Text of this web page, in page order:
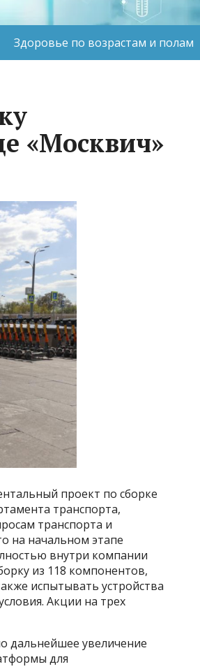
Здоровье по возрастам и полам
«Москвич»
проект по сборке
транспорта,
транспорта и
на начальном этапе
внутри компании
из 118 компонентов,
испытывать устройства
Акции на трех
дальнейшее увеличение
для